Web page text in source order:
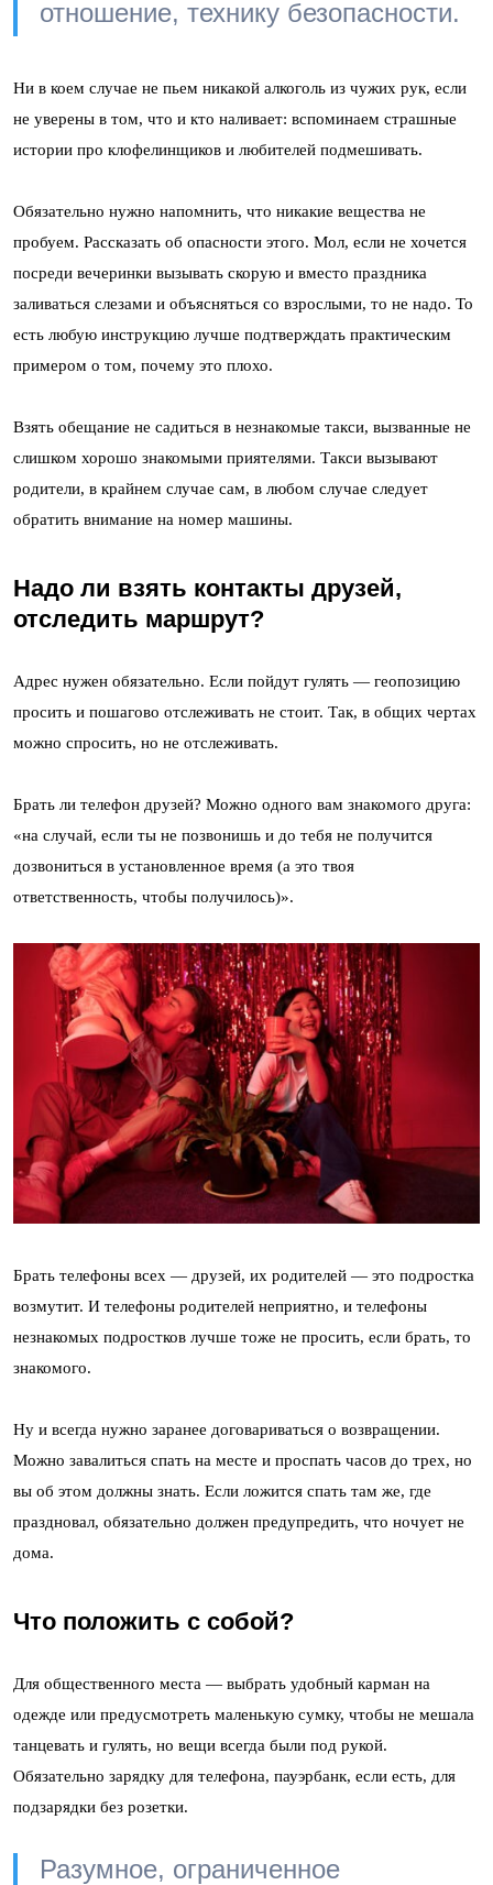
отношение, технику безопасности.
Ни в коем случае не пьем никакой алкоголь из чужих рук, если
не уверены в том, что и кто наливает: вспоминаем страшные
истории про клофелинщиков и любителей подмешивать.
Обязательно нужно напомнить, что никакие вещества не
пробуем. Рассказать об опасности этого. Мол, если не хочется
посреди вечеринки вызывать скорую и вместо праздника
заливаться слезами и объясняться со взрослыми, то не надо. То
есть любую инструкцию лучше подтверждать практическим
примером о том, почему это плохо.
Взять обещание не садиться в незнакомые такси, вызванные не
слишком хорошо знакомыми приятелями. Такси вызывают
родители, в крайнем случае сам, в любом случае следует
обратить внимание на номер машины.
Надо ли взять контакты друзей,
отследить маршрут?
Адрес нужен обязательно. Если пойдут гулять — геопозицию
просить и пошагово отслеживать не стоит. Так, в общих чертах
можно спросить, но не отслеживать.
Брать ли телефон друзей? Можно одного вам знакомого друга:
«на случай, если ты не позвонишь и до тебя не получится
дозвониться в установленное время (а это твоя
ответственность, чтобы получилось)».
Брать телефоны всех — друзей, их родителей — это подростка
возмутит. И телефоны родителей неприятно, и телефоны
незнакомых подростков лучше тоже не просить, если брать, то
знакомого.
Ну и всегда нужно заранее договариваться о возвращении.
Можно завалиться спать на месте и проспать часов до трех, но
вы об этом должны знать. Если ложится спать там же, где
праздновал, обязательно должен предупредить, что ночует не
дома.
Что положить с собой?
Для общественного места — выбрать удобный карман на
одежде или предусмотреть маленькую сумку, чтобы не мешала
танцевать и гулять, но вещи всегда были под рукой.
Обязательно зарядку для телефона, пауэрбанк, если есть, для
подзарядки без розетки.
Разумное, ограниченное